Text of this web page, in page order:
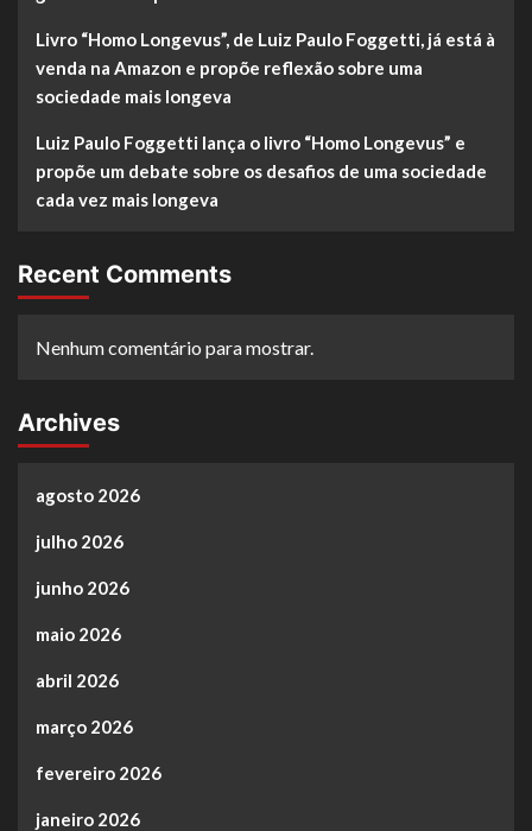
Livro “Homo Longevus”, de Luiz Paulo Foggetti, já está à
venda na Amazon e propõe reflexão sobre uma
sociedade mais longeva
Luiz Paulo Foggetti lança o livro “Homo Longevus” e
propõe um debate sobre os desafios de uma sociedade
cada vez mais longeva
Recent Comments
Nenhum comentário para mostrar.
Archives
agosto 2026
julho 2026
junho 2026
maio 2026
abril 2026
março 2026
fevereiro 2026
janeiro 2026